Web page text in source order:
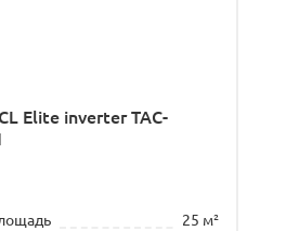
Elite inverter TAC-
25 м²